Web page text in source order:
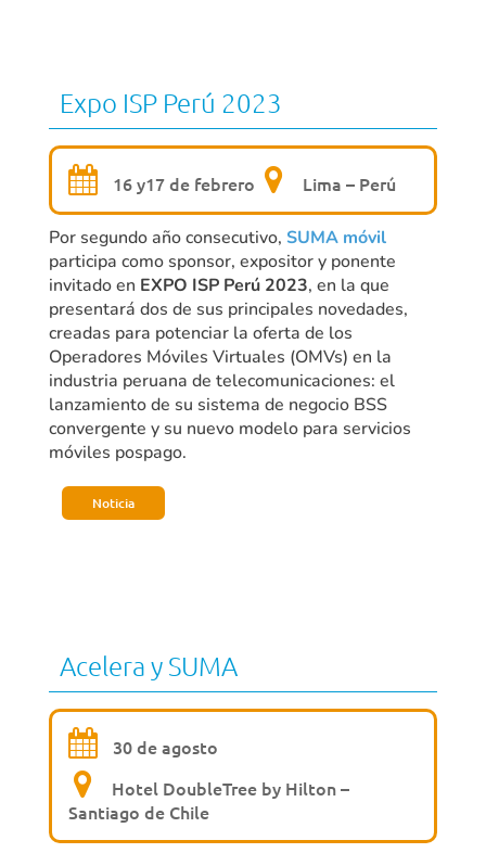
Expo ISP Perú 2023
16 y17 de febrero Lima – Perú
Por segundo año consecutivo, SUMA móvil
participa como sponsor, expositor y ponente
invitado en EXPO ISP Perú 2023, en la que
presentará dos de sus principales novedades,
creadas para potenciar la oferta de los
Operadores Móviles Virtuales (OMVs) en la
industria peruana de telecomunicaciones: el
lanzamiento de su sistema de negocio BSS
convergente y su nuevo modelo para servicios
móviles pospago.
Noticia
Acelera y SUMA
30 de agosto
Hotel DoubleTree by Hilton –
Santiago de Chile